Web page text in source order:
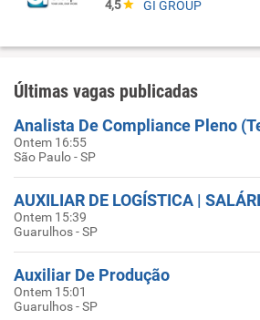
4,5 GI GROUP
Últimas vagas publicadas
Ontem 16:55
São Paulo - SP
Ontem 15:39
Guarulhos - SP
Auxiliar De Produção
Ontem 15:01
Guarulhos - SP